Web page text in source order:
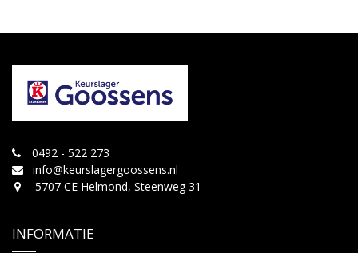
0492 - 522 273
info@keurslagergoossens.nl
5707 CE Helmond, Steenweg 31
INFORMATIE